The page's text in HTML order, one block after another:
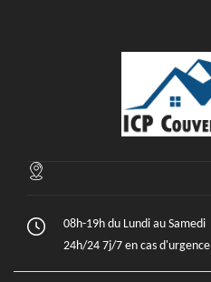
08h-19h du Lundi au Samedi
24h/24 7j/7 en cas d'urgence